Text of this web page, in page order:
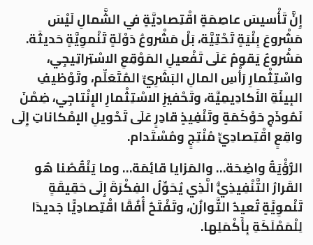
إِنَّ تَأْسيسَ عاصِمَةٍ اقْتِصادِيَّةٍ في الشَّمالِ لَيْسَ
مَشْروعَ بِنْيَةٍ تَحْتِيَّة، بَلْ مَشْروعُ دَوْلَةٍ تَنْموِيَّةٍ حَديثَة.
مَشْروعٌ يَقومُ عَلَى تَفْعيلِ المَوْقِعِ الاسْتِراتِيجِي،
واسْتِثْمارِ رَأْسِ المالِ البَشَرِيِّ المُتَعَلِّم، وتَوْظيفِ
البِيئَةِ الأَكادِيمِيَّة، وتَحْفيزِ الاسْتِثْمارِ الإِنْتاجِي، ضِمْنَ
نَمُوذَجِ حَوْكَمَةٍ وتَنْفِيذٍ قادِرٍ عَلَى تَحْويلِ الإمْكاناتِ إِلَى
واقِعٍ اقْتِصادِيٍّ مُنْتِجٍ ومُسْتَدام.
الرُّؤْيَةُ واضِحَة… والمَزايا قائِمَة… وما يَنْقُصُنا هُو
القَرارُ التَّنْفِيذِيُّ الَّذِي يُحَوِّلُ الفِكْرَةَ إِلَى حَقِيقَةٍ
تَنْموِيَّةٍ تُعيدُ التَّوازُن، وتَفْتَحُ أُفُقًا اقْتِصادِيًّا جَديدًا
لِلْمَمْلَكَةِ بِأَكْمَلِها.